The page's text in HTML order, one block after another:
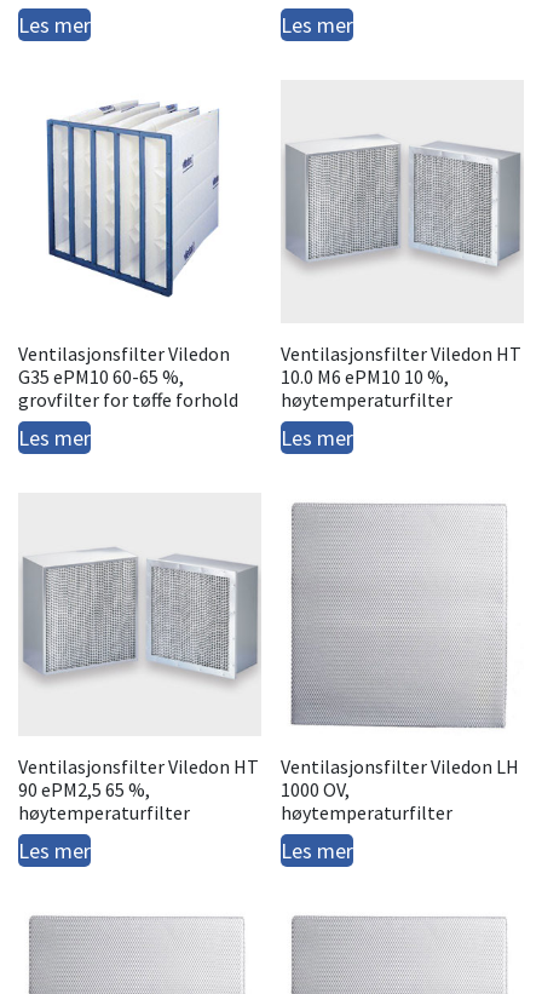
Les mer Les mer
Ventilasjonsfilter Viledon
G35 ePM10 60-65 %,
grovfilter for tøffe forhold
Les mer
Ventilasjonsfilter Viledon HT
10.0 M6 ePM10 10 %,
høytemperaturfilter
Les mer
Ventilasjonsfilter Viledon HT
90 ePM2,5 65 %,
høytemperaturfilter
Les mer
Ventilasjonsfilter Viledon LH
1000 OV,
høytemperaturfilter
Les mer